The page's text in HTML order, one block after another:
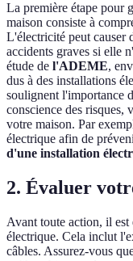
La première étape pour
maison consiste à
L'électricité peut causer
accidents graves si elle
étude de l'ADEME,
dus à des installations
soulignent l'importance
conscience des risques,
votre maison. Par
électrique afin de
d'une installation
2. Évaluer
Avant toute action, il est
électrique. Cela inclut
câbles. Assurez-vous